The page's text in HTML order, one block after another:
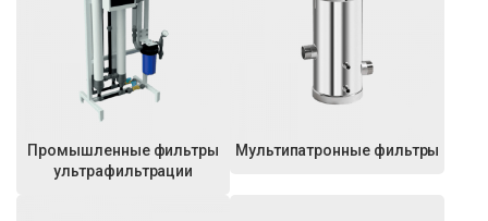
Промышленные фильтры
ультрафильтрации
Мультипатронные фильтры